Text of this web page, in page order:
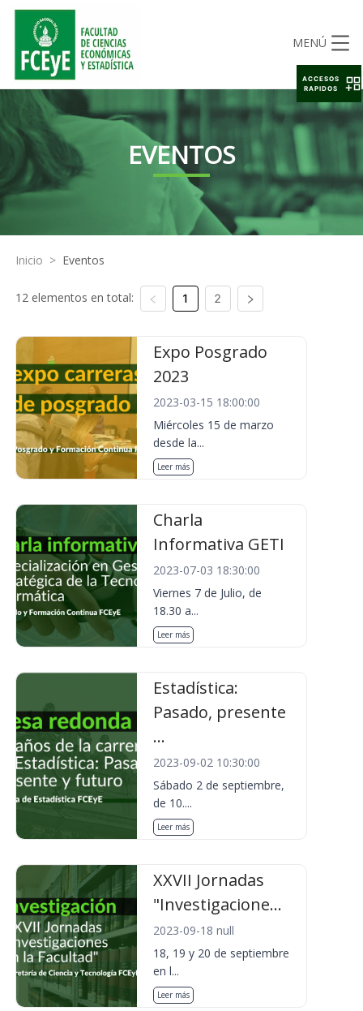
MENÚ
EVENTOS
Inicio > Eventos
12 elementos en total: 1 2
Expo Posgrado
2023
2023-03-15 18:00:00
Miércoles 15 de marzo
desde la...
Leer más
Charla
Informativa GETI
2023-07-03 18:30:00
Viernes 7 de Julio, de
18.30 a...
Leer más
Estadística:
Pasado, presente
...
2023-09-02 10:30:00
Sábado 2 de septiembre,
de 10....
Leer más
XXVII Jornadas
"Investigacione...
2023-09-18 null
18, 19 y 20 de septiembre
en l...
Leer más
ACCESOS
RAPIDOS